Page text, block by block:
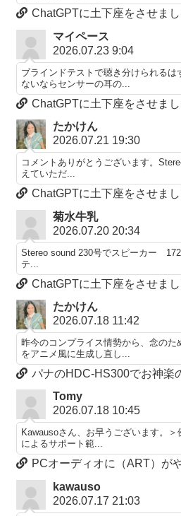
ChatGPTに土下座をさせまし
マイペース
2026.07.23 9:04
ブラインドテストで聴き分けられる
ないならセンサーの耳の...
ChatGPTに土下座をさせまし
たかけん
2026.07.21 19:30
コメントありがとうございます。
えていただ...
ChatGPTに土下座をさせまし
菊水牛乳
2026.07.20 20:34
Stereo sound 230号でスピーカー
テ...
ChatGPTに土下座をさせまし
たかけん
2026.07.18 11:42
昨今のコンプライス情勢から、念のた
をアニメ風に生成し直し...
パナのHDC-HS300でお神楽
Tomy
2026.07.18 10:45
Kawausoさん、お早うございます。
によるサポート範...
PCオーディオに（ART）が
kawauso
2026.07.17 21:03